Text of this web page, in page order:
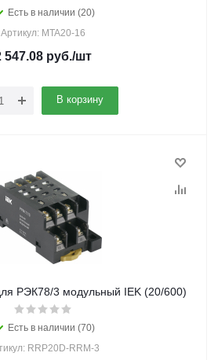
Есть в наличии (20)
Артикул: MTA20-16
547.08 руб./шт
В корзину
РЭК78/3 модульный IEK (20/600)
Есть в наличии (70)
RRP20D-RRM-3